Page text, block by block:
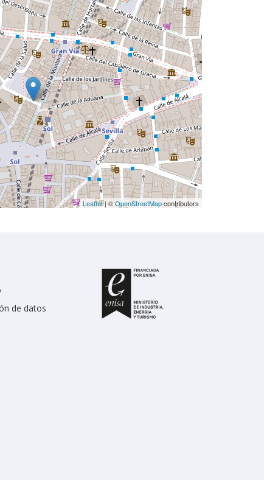
Leaflet| ©OpenStreetMapcontributors
de datos